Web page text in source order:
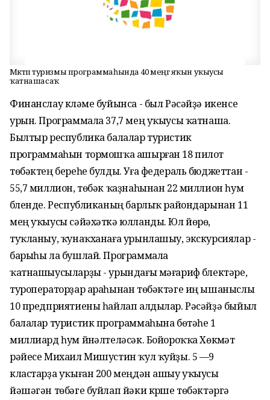
Мәктәп туризмы программаһында 40 меңгә яҡын уҡыусы
ҡатнашасаҡ
Финанслау күләме буйынса - был Рәсәйҙә икенсе
урын. Программала 37,7 мең уҡыусы ҡатнаша.
Былтыр республика балалар туристик
программаһын тормошҡа ашырған 18 пилот
төбәктең береһе булды. Уға федераль бюджеттан -
55,7 миллион, төбәк ҡаҙнаһынан 22 миллион һум
бүленде. Республиканың барлыҡ райондарынан 11
мең уҡыусы сәйәхәткә юлланды. Юл йөрөү,
туҡланыу, ҡунаҡханаға урынлашыу, экскурсиялар -
барыһы ла бушлай. Программала
ҡатнашыусыларҙы - урындағы мәғариф бүлектәре,
туроператорҙар араһынан төбәктәге иң ышаныслы
10 предприятиены һайлап алдылар. Рәсәйҙә быйыл
балалар туристик программаһына бөтәһе 1
миллиард һум йүнәлтеләсәк. Бойороҡҡа Хөкүмәт
рәйесе Михаил Мишустин ҡул ҡуйҙы. 5 —9
кластарҙа уҡыған 200 меңдән ашыу уҡыусы
йәшәгән төбәге буйлап йәки күрше төбәктәргә